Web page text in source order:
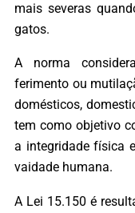
mais severas
gatos.
A norma
ferimento ou
domésticos,
tem como objetivo
a integridade física
vaidade humana.
A Lei 15.150 é